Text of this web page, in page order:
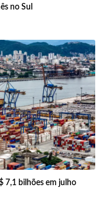
no Sul
7,1 bilhões em julho